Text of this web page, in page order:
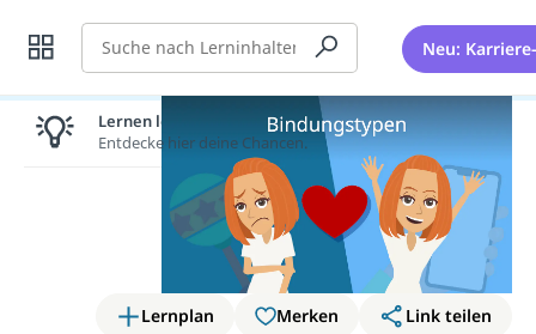
Suche Neu:
Lernplan Merken
Link teilen
Lernen lohnt sich!
Entdecke hier deine Chancen.